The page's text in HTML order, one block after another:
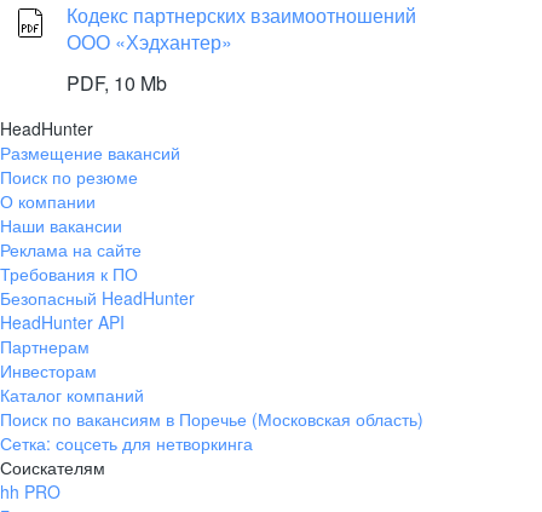
Кодекс партнерских взаимоотношений
ООО «Хэдхантер»
PDF, 10 Mb
HeadHunter
Размещение вакансий
Поиск по резюме
О компании
Наши вакансии
Реклама на сайте
Требования к ПО
Безопасный HeadHunter
HeadHunter API
Партнерам
Инвесторам
Каталог компаний
Поиск по вакансиям в Поречье (Московская область)
Сетка: соцсеть для нетворкинга
Соискателям
hh PRO